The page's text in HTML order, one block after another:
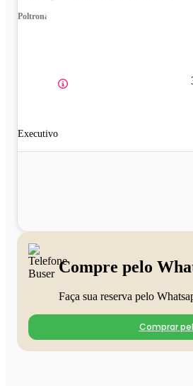
Poltrona
Executivo
Compre pelo
Faça sua reserva pelo
Comprar